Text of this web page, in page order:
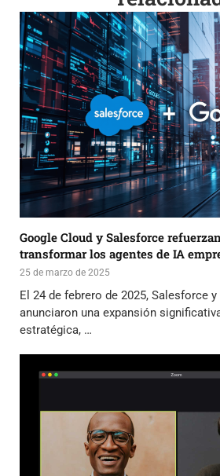
Google Cloud y Salesforce
transformar los agentes de IA
25 de marzo de 2025
El 24 de febrero de 2025, Salesforce
anunciaron una expansión
estratégica, …